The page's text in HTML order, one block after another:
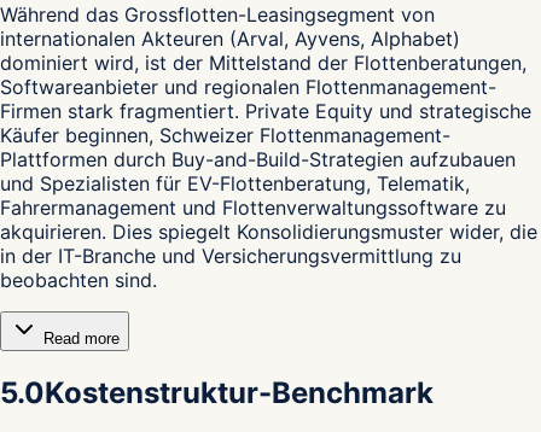
Während das Grossflotten-Leasingsegment von
internationalen Akteuren (Arval, Ayvens, Alphabet)
dominiert wird, ist der Mittelstand der Flottenberatungen,
Softwareanbieter und regionalen Flottenmanagement-
Firmen stark fragmentiert. Private Equity und strategische
Käufer beginnen, Schweizer Flottenmanagement-
Plattformen durch Buy-and-Build-Strategien aufzubauen
und Spezialisten für EV-Flottenberatung, Telematik,
Fahrermanagement und Flottenverwaltungssoftware zu
akquirieren. Dies spiegelt Konsolidierungsmuster wider, die
in der IT-Branche und Versicherungsvermittlung zu
beobachten sind.
Read more
5.0Kostenstruktur-Benchmark